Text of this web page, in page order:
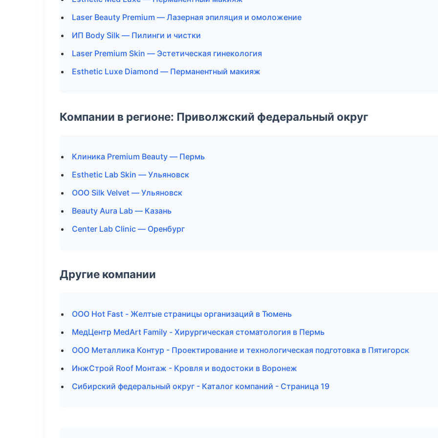
Laser Beauty Premium — Лазерная эпиляция и омоложение
ИП Body Silk — Пилинги и чистки
Laser Premium Skin — Эстетическая гинекология
Esthetic Luxe Diamond — Перманентный макияж
Компании в регионе: Приволжский федеральный округ
Клиника Premium Beauty — Пермь
Esthetic Lab Skin — Ульяновск
ООО Silk Velvet — Ульяновск
Beauty Aura Lab — Казань
Center Lab Clinic — Оренбург
Другие компании
ООО Hot Fast - Желтые страницы организаций в Тюмень
МедЦентр MedArt Family - Хирургическая стоматология в Пермь
ООО Металлика Контур - Проектирование и технологическая подготовка в Пятигорск
ИнжСтрой Roof Монтаж - Кровля и водостоки в Воронеж
Сибирский федеральный округ - Каталог компаний - Страница 19